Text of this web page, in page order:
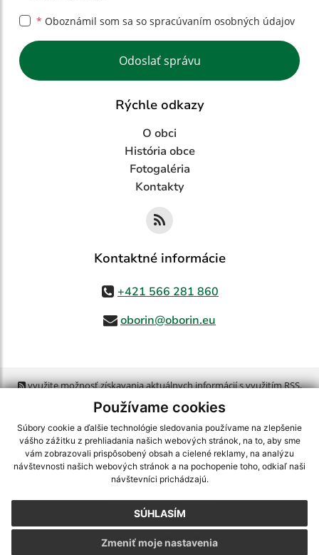
Používame cookies
Súbory cookie a ďalšie technológie sledovania používame na zlepšenie
vášho zážitku z prehliadania našich webových stránok, na to, aby sme
vám zobrazovali prispôsobený obsah a cielené reklamy, na analýzu
návštevnosti našich webových stránok a na pochopenie toho, odkiaľ naši
návštevníci prichádzajú.
SÚHLASÍM
Zmeniť moje nastavenia
* Oboznámil som sa so spracúvaním osobných údajov
Google reCaptcha Response
Odoslať správu
Rýchle odkazy
O obci
História obce
Fotogaléria
Kontakty
Kontaktné informácie
+421 566 281 860
oborin@oborin.eu
využite možnosť získavania aktuálnych informácií s využitím RSS,
CMS systém (redakčný) systém ECHELON 2, Mapa stránok
webex.digital, s.r.o.,domény,registrácia domény
spoločnosť webex.digital, s.r.o.,technický prevádzkovateľ
Posledná aktualizácia:21.07.2026
Vytlačiť stránku|Vyhlásenie o prístupnosti
webdesign